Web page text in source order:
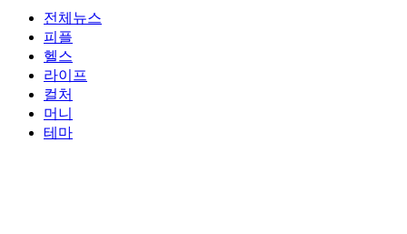
전체뉴스
피플
헬스
라이프
컬처
머니
테마